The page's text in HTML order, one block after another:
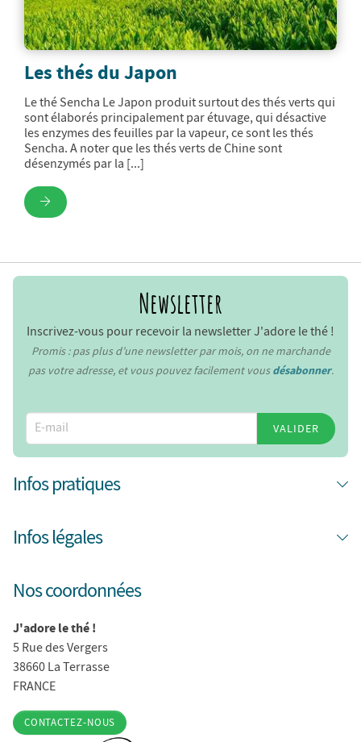
Les thés du Japon
Le thé Sencha Le Japon produit surtout des thés verts qui
sont élaborés principalement par étuvage, qui désactive
les enzymes des feuilles par la vapeur, ce sont les thés
Sencha. A noter que les thés verts de Chine sont
désenzymés par la [...]
Newsletter
Inscrivez-vous pour recevoir la newsletter J'adore le thé !
Promis : pas plus d’une newsletter par mois, on ne marchande
pas votre adresse, et vous pouvez facilement vousdésabonner.
VALIDER
Infos pratiques
Infos légales
Nos coordonnées
J'adore le thé !
5 Rue des Vergers
38660 La Terrasse
FRANCE
CONTACTEZ-NOUS